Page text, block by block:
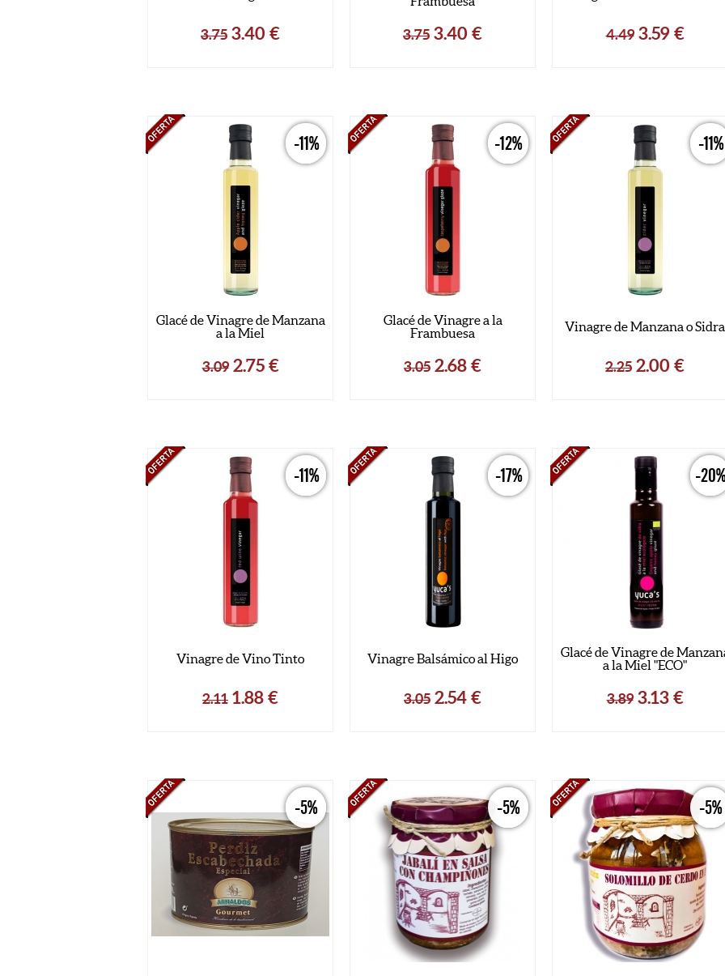
3.75 3.40 € 3.75 3.40 € 4.49 3.59 €
-11%
Glacé de Vinagre de Manzana
a la Miel
3.09 2.75€
-12%
Glacé de Vinagre a la
Frambuesa
3.05 2.68 €
-11%
Vinagre de Manzana o Sidra
2.25 2.00 €
-11%
Vinagre de Vino Tinto
2.11 1.88 €
-17%
Vinagre Balsámico al Higo
3.05 2.54 €
-20%
Glacé de Vinagre de
a la Miel "ECO"
3.89 3.13€
-5% -5% -5%